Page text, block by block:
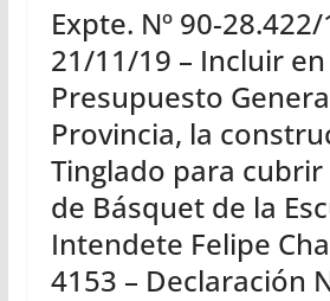
Expte. Nº 90-28.422/
21/11/19 – Incluir
Presupuesto
Provincia, la
Tinglado para cubrir
de Básquet de la
Intendete Felipe
4153 – Declaración